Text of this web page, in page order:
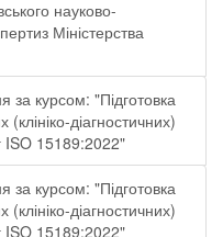
науково-
Міністерства
за курсом: "Підготовка
діагностичних)
ISO 15189:2022"
за курсом: "Підготовка
діагностичних)
ISO 15189:2022"